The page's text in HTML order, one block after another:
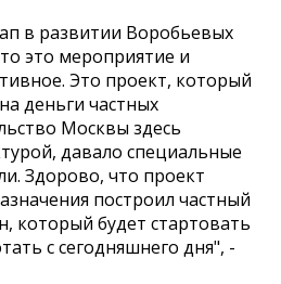
в развитии Воробьевых
это мероприятие и
Это проект, который
деньги частных
Москвы здесь
давало специальные
Здорово, что проект
построил частный
который будет стартовать
с сегодняшнего дня", -